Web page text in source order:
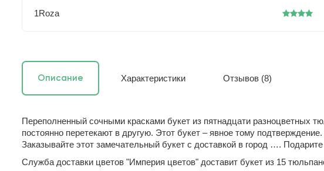
1Roza
Описание Характеристики Отзывов (8)
Переполненный сочными красками букет из пятнадцати разноцветных
постоянно перетекают в другую. Этот букет – явное тому
Заказывайте этот замечательный букет с доставкой в город ….
Служба доставки цветов "Империя цветов" доставит букет из 15